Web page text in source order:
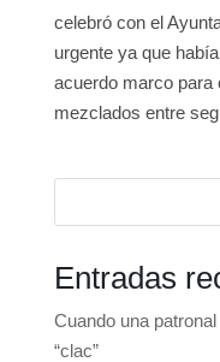
celebró con el
urgente ya que
acuerdo marco para
mezclados entre
Entradas
Cuando una patronal
“clac”